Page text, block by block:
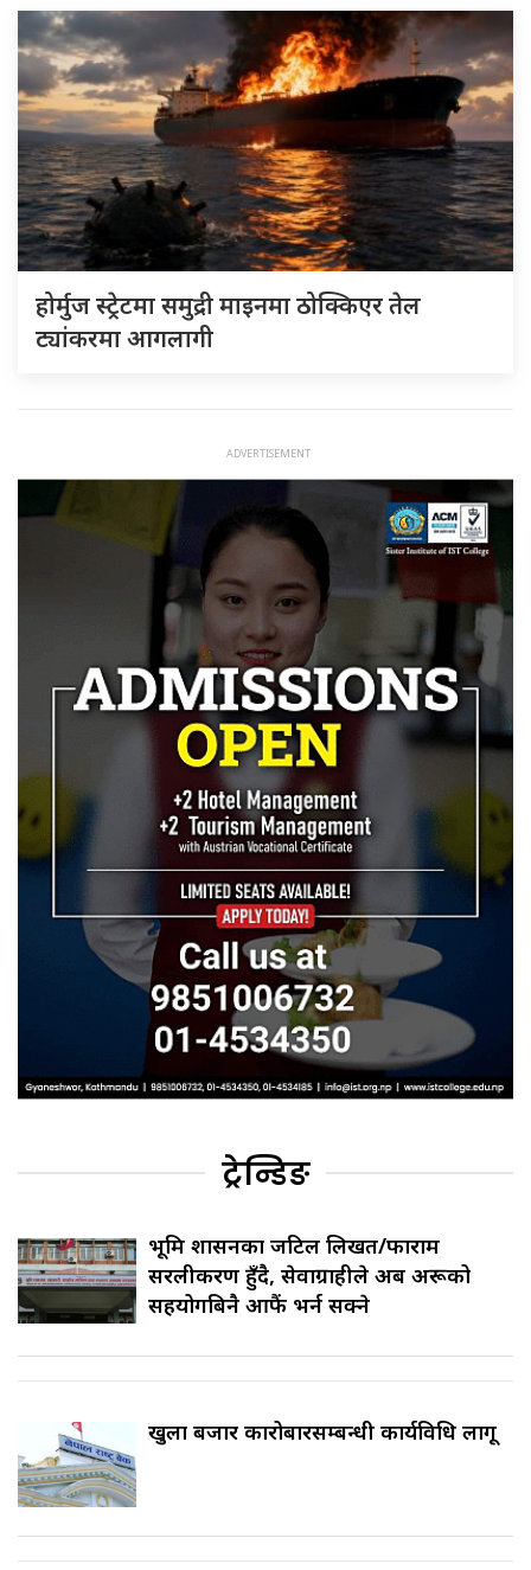
होर्मुज स्ट्रेटमा समुद्री माइनमा ठोक्किएर तेल
ट्यांकरमा आगलागी
ट्रेन्डिङ
भूमि प्रशासनका जटिल लिखत/फाराम
सरलीकरण हुँदै, सेवाग्राहीले अब अरूको
सहयोगबिनै आफैं भर्न सक्ने
खुला बजार कारोबारसम्बन्धी कार्यविधि लागू